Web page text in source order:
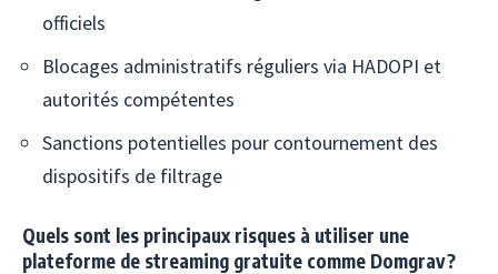
officiels
Blocages administratifs réguliers via HADOPI et
autorités compétentes
Sanctions potentielles pour contournement des
dispositifs de filtrage
Quels sont les principaux risques à utiliser une
plateforme de streaming gratuite comme Domgrav ?